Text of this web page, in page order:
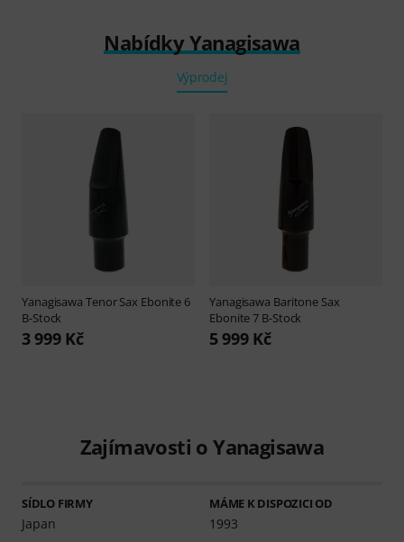
Nabídky Yanagisawa
Výprodej
Yanagisawa Tenor Sax Ebonite 6
B-Stock
3 999 Kč
Yanagisawa Baritone Sax
Ebonite 7 B-Stock
5 999 Kč
Zajímavosti o Yanagisawa
SÍDLO FIRMY
Japan
MÁME K DISPOZICI OD
1993